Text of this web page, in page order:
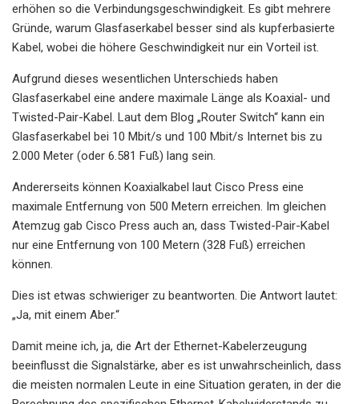
erhöhen so die Verbindungsgeschwindigkeit. Es gibt mehrere
Gründe, warum Glasfaserkabel besser sind als kupferbasierte
Kabel, wobei die höhere Geschwindigkeit nur ein Vorteil ist.
Aufgrund dieses wesentlichen Unterschieds haben
Glasfaserkabel eine andere maximale Länge als Koaxial- und
Twisted-Pair-Kabel. Laut dem Blog „Router Switch“ kann ein
Glasfaserkabel bei 10 Mbit/s und 100 Mbit/s Internet bis zu
2.000 Meter (oder 6.581 Fuß) lang sein.
Andererseits können Koaxialkabel laut Cisco Press eine
maximale Entfernung von 500 Metern erreichen. Im gleichen
Atemzug gab Cisco Press auch an, dass Twisted-Pair-Kabel
nur eine Entfernung von 100 Metern (328 Fuß) erreichen
können.
Dies ist etwas schwieriger zu beantworten. Die Antwort lautet:
„Ja, mit einem Aber.“
Damit meine ich, ja, die Art der Ethernet-Kabelerzeugung
beeinflusst die Signalstärke, aber es ist unwahrscheinlich, dass
die meisten normalen Leute in eine Situation geraten, in der die